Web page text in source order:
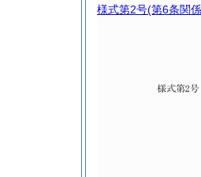
様式第2号(第6条関